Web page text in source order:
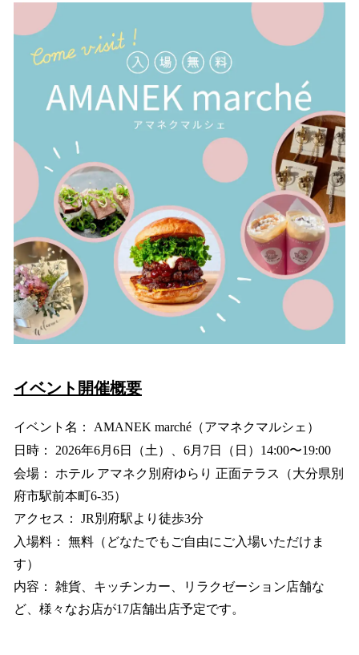
イベント開催概要
イベント名： AMANEK marché（アマネクマルシェ）
日時： 2026年6月6日（土）、6月7日（日）14:00〜19:00
会場： ホテル アマネク別府ゆらり 正面テラス（大分県別
府市駅前本町6-35）
アクセス： JR別府駅より徒歩3分
入場料： 無料（どなたでもご自由にご入場いただけま
す）
内容： 雑貨、キッチンカー、リラクゼーション店舗な
ど、様々なお店が17店舗出店予定です。